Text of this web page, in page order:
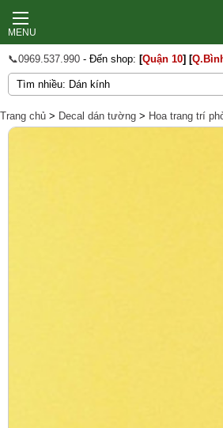
MENU
📞0969.537.990 - Đến shop: [Quận 10] [
Trang chủ > Decal dán tường > Hoa trang trí